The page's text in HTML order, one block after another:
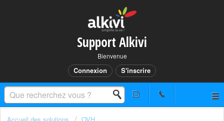
Support Alkivi
Bienvenue
Connexion S'inscrire